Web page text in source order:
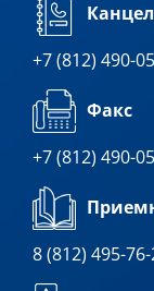
+7 (812) 490-
Факс
+7 (812) 490-
8 (812) 495-